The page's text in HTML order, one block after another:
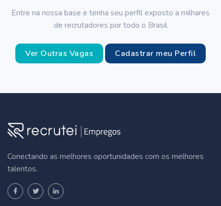
Entre na nossa base e tenha seu perfil exposto a milhares
de recrutadores por todo o Brasil
Ver Outras Vagas Cadastrar meu Perfil
Conectando as melhores oportunidades com os melhores
talentos.